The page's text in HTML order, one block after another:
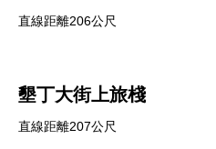
直線距離206公尺
墾丁大街上旅棧
直線距離207公尺